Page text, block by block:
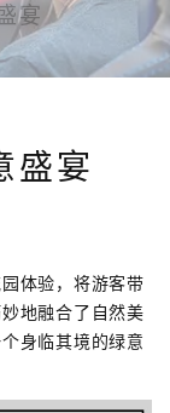
宴
盛宴
体验，将游客带
地融合了自然美
身临其境的绿意